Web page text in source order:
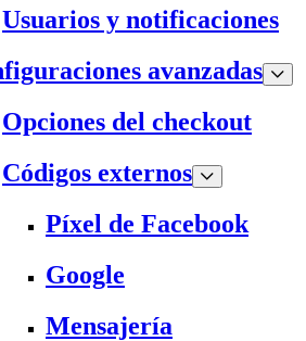
Usuarios y notificaciones
avanzadas
Opciones del checkout
Códigos externos
Píxel de Facebook
Google
Mensajería